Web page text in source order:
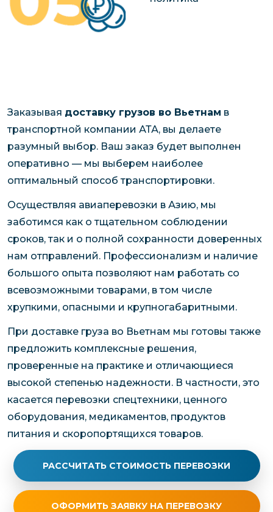
Заказывая доставку грузов во Вьетнам в
транспортной компании АТА, вы делаете
разумный выбор. Ваш заказ будет выполнен
оперативно — мы выберем наиболее
оптимальный способ транспортировки.
Осуществляя авиаперевозки в Азию, мы
заботимся как о тщательном соблюдении
сроков, так и о полной сохранности доверенных
нам отправлений. Профессионализм и наличие
большого опыта позволяют нам работать со
всевозможными товарами, в том числе
хрупкими, опасными и крупногабаритными.
При доставке груза во Вьетнам мы готовы также
предложить комплексные решения,
проверенные на практике и отличающиеся
высокой степенью надежности. В частности, это
касается перевозки спецтехники, ценного
оборудования, медикаментов, продуктов
питания и скоропортящихся товаров.
РАССЧИТАТЬ СТОИМОСТЬ ПЕРЕВОЗКИ
ОФОРМИТЬ ЗАЯВКУ НА ПЕРЕВОЗКУ